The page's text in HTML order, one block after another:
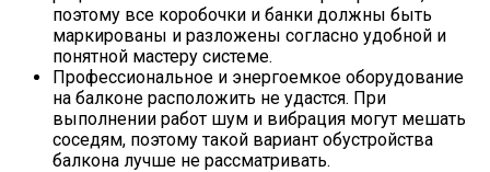
поэтому все коробочки и банки должны быть
маркированы и разложены согласно удобной и
понятной мастеру системе.
Профессиональное и энергоемкое оборудование
на балконе расположить не удастся. При
выполнении работ шум и вибрация могут мешать
соседям, поэтому такой вариант обустройства
балкона лучше не рассматривать.